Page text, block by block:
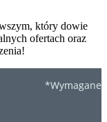
który dowie
ofertach oraz
*Wymagane